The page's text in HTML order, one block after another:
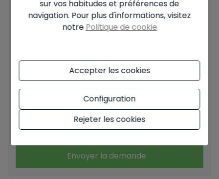
Informations de base sur la protection des données
fondées sur le règlement européen sur la protection des
données (UE) 2016/679 (GDPR).+ Info
J'ai lu et j'accepte lesmentions légales
confidentialité
J'accepte les envois commerciaux
Envoyer la demande
sur vos habitudes et préférences de
navigation. Pour plus d'informations, visitez
notre Politique de cookie
Accepter les cookies
Configuration
Rejeter les cookies